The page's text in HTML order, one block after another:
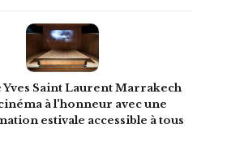
Yves Saint Laurent Marrakech
à l'honneur avec une
estivale accessible à tous